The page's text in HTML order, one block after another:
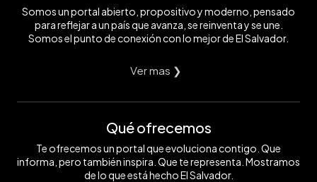
Somos un portal abierto, propositivo y moderno, pensado
para reflejar a un país que avanza, se reinventa y se une.
Somos el punto de conexión con lo mejor de El Salvador.
Ver mas ❯
Qué ofrecemos
Te ofrecemos un portal que evoluciona contigo. Que
informa, pero también inspira. Que te representa. Mostramos
de lo que está hecho El Salvador.